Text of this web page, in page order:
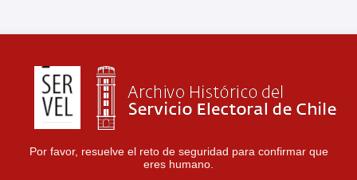
Por favor, resuelve el reto de seguridad para confirmar que
eres humano.